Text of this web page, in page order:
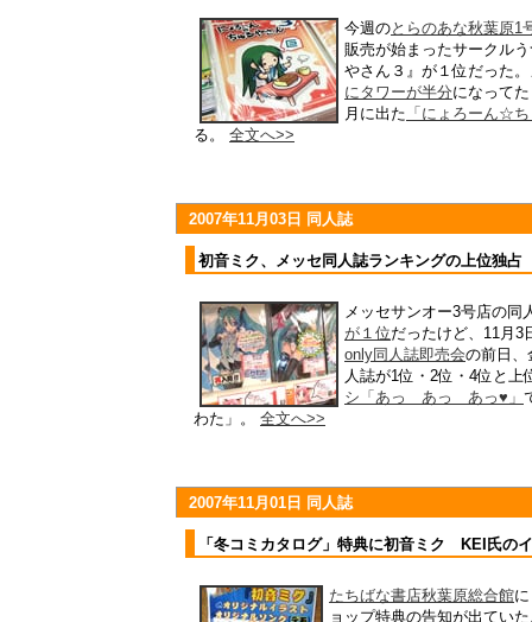
今週のとらのあな秋葉原1
販売が始まったサークル
やさん３』が１位だった
にタワーが半分になって
月に出た 「にょろーん☆
る。 全文へ>>
2007年11月03日 同人誌
初音ミク、メッセ同人誌ランキングの上位独占
メッセサンオー3号店の同
が１位だったけど、11月3
only同人誌即売会の前日、
人誌が1位・2位・4位と上
シ「あっ あっ あっ♥」
わた」。 全文へ>>
2007年11月01日 同人誌
「冬コミカタログ」特典に初音ミク KEI氏の
たちばな書店秋葉原総合館
ョップ特典の告知が出てい